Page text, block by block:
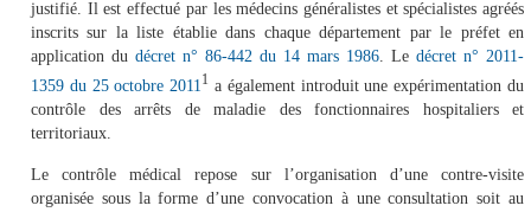
justifié. Il est effectué par les médecins généralistes et spécialistes agréés
inscrits sur la liste établie dans chaque département par le préfet en
application du décret n° 86-442 du 14 mars 1986. Le décret n° 2011-
1359 du 25 octobre 2011 1 a également introduit une expérimentation du
contrôle des arrêts de maladie des fonctionnaires hospitaliers et
territoriaux.
Le contrôle médical repose sur l’organisation d’une contre-visite
organisée sous la forme d’une convocation à une consultation soit au